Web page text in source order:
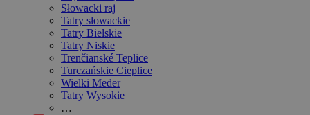
Słowacki raj
Tatry słowackie
Tatry Bielskie
Tatry Niskie
Trenčianské Teplice
Turczańskie Cieplice
Wielki Meder
Tatry Wysokie
…